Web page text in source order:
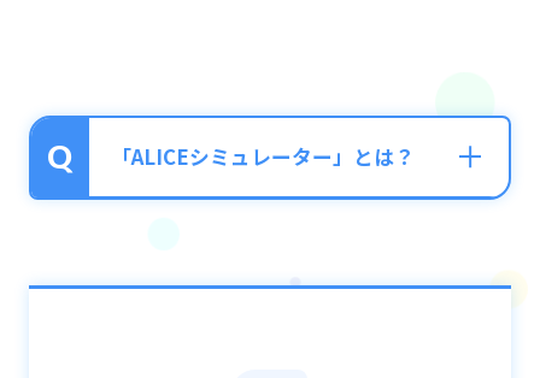
「ALICEシミュレーター」とは？
ALICE世界を再現したシミューレーター内で